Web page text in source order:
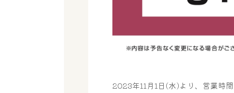
2023年11月1日(水)より、営業時